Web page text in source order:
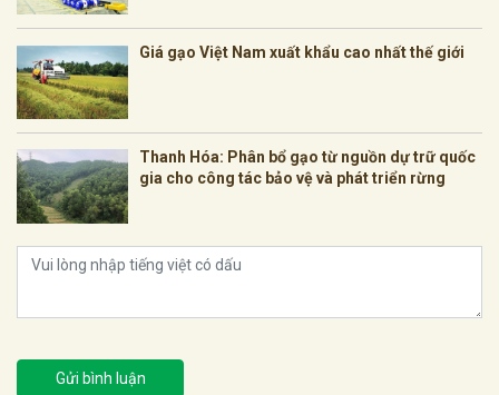
Giá gạo Việt Nam xuất khẩu cao nhất thế giới
Thanh Hóa: Phân bổ gạo từ nguồn dự trữ quốc
gia cho công tác bảo vệ và phát triển rừng
Gửi bình luận